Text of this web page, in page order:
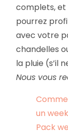
complets, et
pourrez
avec votre
chandelles
la pluie (s’il
Nous vous
un
Pack